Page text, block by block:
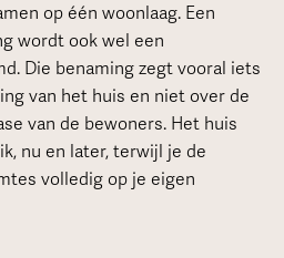
op één woonlaag. Een
wordt ook wel een
Die benaming zegt vooral iets
van het huis en niet over de
van de bewoners. Het huis
nu en later, terwijl je de
volledig op je eigen